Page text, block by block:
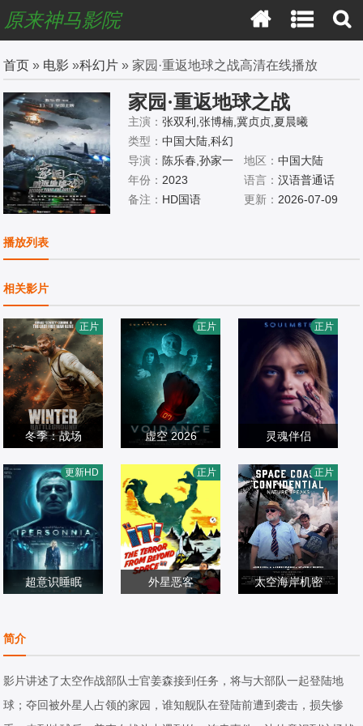
原来神马影院
首页 » 电影 »科幻片 » 家园·重返地球之战高清在线播放
家园·重返地球之战
主演：张双利,张博楠,冀贞贞,夏晨曦
类型：中国大陆,科幻
导演： 陈乐春,孙家一 地区： 中国大陆
年份： 2023 语言： 汉语普通话
备注： HD国语 更新： 2026-07-09
播放列表
相关影片
冬季：战场
翰尼·梅斯纳凯莉·
吉尔伯特
科幻片
2026/美国
正片
虚空 2026
斯·科斯莫埃洛伊
斯·洛弗尔·安德森
科幻片
2026/英国
正片
灵魂伴侣
·里达尔,克劳迪娅·
杜米特,阿尔蒂·佛
鲁山,伊利亚·库克
科幻片
2026/美国
正片
超意识睡眠
西,桑德拉·切卡莱
利
科幻片
2022/意大利
更新HD
外星恶客
on,Kim,Spalding
1959/美国
正片
太空海岸机密
萨曼莎·斯通西弗
2025/美国
正片
简介
影片讲述了太空作战部队士官姜森接到任务，将与大部队一起登陆地
球；夺回被外星人占领的家园，谁知舰队在登陆前遭到袭击，损失惨